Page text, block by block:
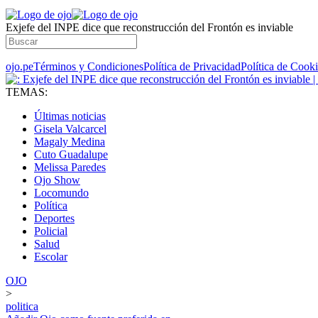
Exjefe del INPE dice que reconstrucción del Frontón es inviable
ojo.peTérminos y CondicionesPolítica de PrivacidadPolítica de
TEMAS:
Últimas noticias
Gisela Valcarcel
Magaly Medina
Cuto Guadalupe
Melissa Paredes
Ojo Show
Locomundo
Política
Deportes
Policial
Salud
Escolar
OJO
>
politica